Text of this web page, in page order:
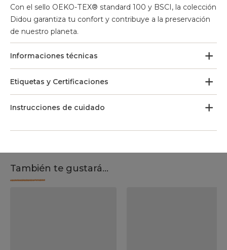
Con el sello OEKO-TEX® standard 100 y BSCI, la colección
Didou garantiza tu confort y contribuye a la preservación
de nuestro planeta.
Informaciones técnicas
Etiquetas y Certificaciones
Instrucciones de cuidado
También te gustará...